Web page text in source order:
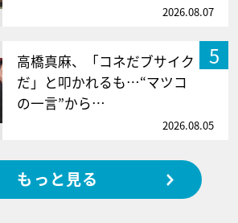
2026.08.07
5
高橋真麻、「コネだブサイク
だ」と叩かれるも…“マツコ
の一言”から…
2026.08.05
もっと見る